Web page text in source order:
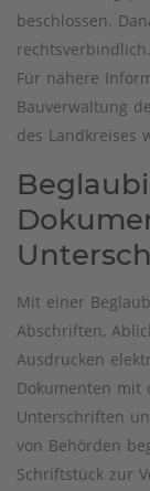
beschlossen.
rechtsverbindlich.
Für nähere
Bauverwaltung
des Landkreises
Mit einer
Abschriften,
Ausdrucken
Dokumenten mit
Unterschriften
von Behörden
Schriftstück zur